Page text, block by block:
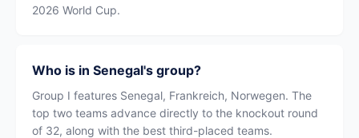
2026 World Cup.
Who is in Senegal's group?
Group I features Senegal, Frankreich, Norwegen. The
top two teams advance directly to the knockout round
of 32, along with the best third-placed teams.